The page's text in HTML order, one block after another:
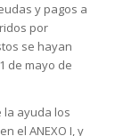
y pagos a
por
se hayan
de mayo de
la ayuda los
el ANEXO I, y